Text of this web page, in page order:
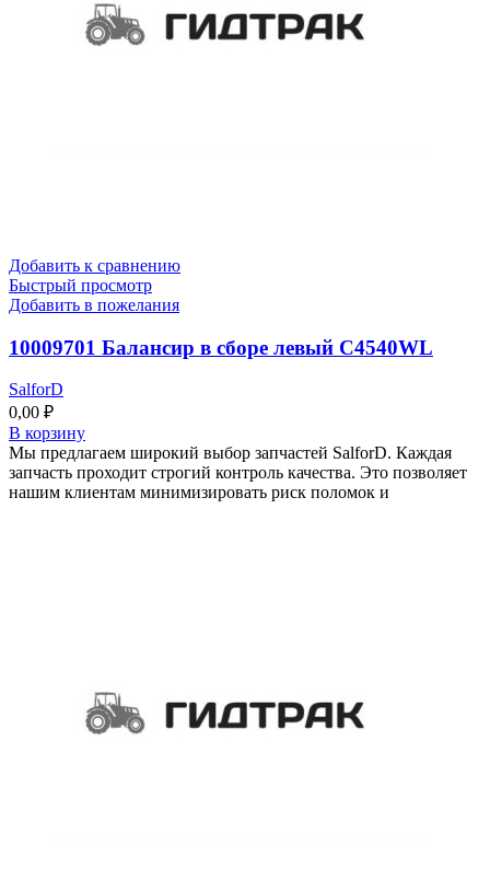
Добавить к сравнению
Быстрый просмотр
Добавить в пожелания
10009701 Балансир в сборе левый C4540WL
SalforD
0,00 ₽
В корзину
Мы предлагаем широкий выбор запчастей SalforD. Каждая
запчасть проходит строгий контроль качества. Это позволяет
нашим клиентам минимизировать риск поломок и